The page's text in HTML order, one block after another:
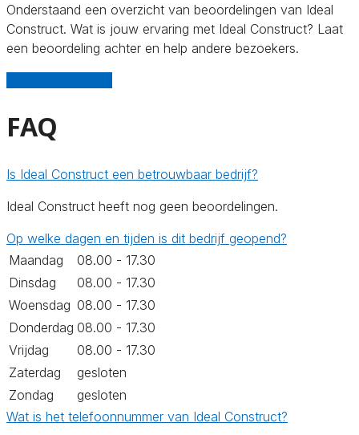
Onderstaand een overzicht van beoordelingen van Ideal
Construct. Wat is jouw ervaring met Ideal Construct? Laat
een beoordeling achter en help andere bezoekers.
FAQ
Is Ideal Construct een betrouwbaar bedrijf?
Ideal Construct heeft nog geen beoordelingen.
Op welke dagen en tijden is dit bedrijf geopend?
Maandag
08.00 - 17.30
Dinsdag
08.00 - 17.30
Woensdag 08.00 - 17.30
Donderdag 08.00 - 17.30
Vrijdag
08.00 - 17.30
Zaterdag
gesloten
Zondag
gesloten
Wat is het telefoonnummer van Ideal Construct?